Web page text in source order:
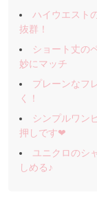
ハイウエスト
抜群！
ショート丈の
妙にマッチ
プレーンなフ
く！
シンプルワン
押しです❤︎
ユニクロのシ
しめる♪